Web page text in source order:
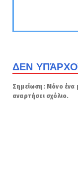
ΔΕΝ
Σημείωση: Μόνο ένα
αναρτήσει σχόλιο.